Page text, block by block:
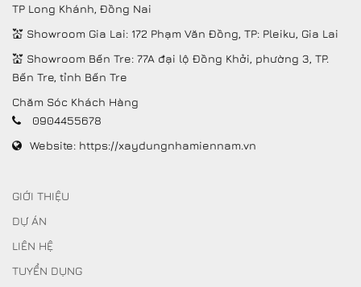
TP Long Khánh, Đồng Nai
💒 Showroom Gia Lai: 172 Phạm Văn Đồng, TP: Pleiku, Gia Lai
💒 Showroom Bến Tre: 77A đại lộ Đồng Khởi, phường 3, TP.
Bến Tre, tỉnh Bến Tre
Chăm Sóc Khách Hàng
0904455678
Website: https://xaydungnhamiennam.vn
GIỚI THIỆU
DỰ ÁN
LIÊN HỆ
TUYỂN DỤNG